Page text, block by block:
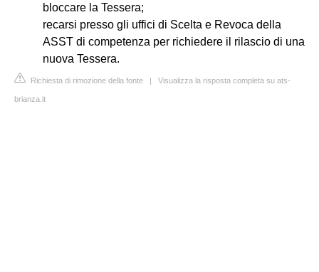
bloccare la Tessera;
recarsi presso gli uffici di Scelta e Revoca della
ASST di competenza per richiedere il rilascio di una
nuova Tessera.
Richiesta di rimozione della fonte | Visualizza la risposta completa su ats-
brianza.it